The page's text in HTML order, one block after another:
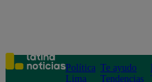
Política
Lima
Te ayudo
Tendencias